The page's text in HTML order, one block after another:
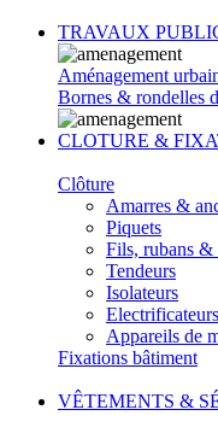
TRAVAUX
Aménagement
Bornes & rondelles
CLOTURE &
Clôture
Amarres &
Piquets
Fils, rubans &
Tendeurs
Isolateurs
Electrificateurs
Appareils de
Fixations bâtiment
VÊTEMENTS &